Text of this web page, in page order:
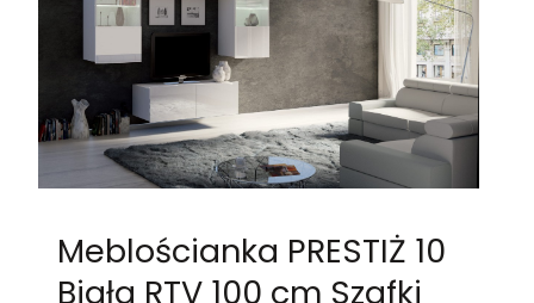
Meblościanka PRESTIŻ 10
Biała RTV 100 cm Szafki